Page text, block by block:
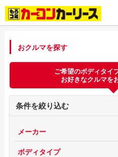
おクルマを探す
ご希望のボディタイ
お好きなクルマを
条件を絞り込む
メーカー
ボディタイプ